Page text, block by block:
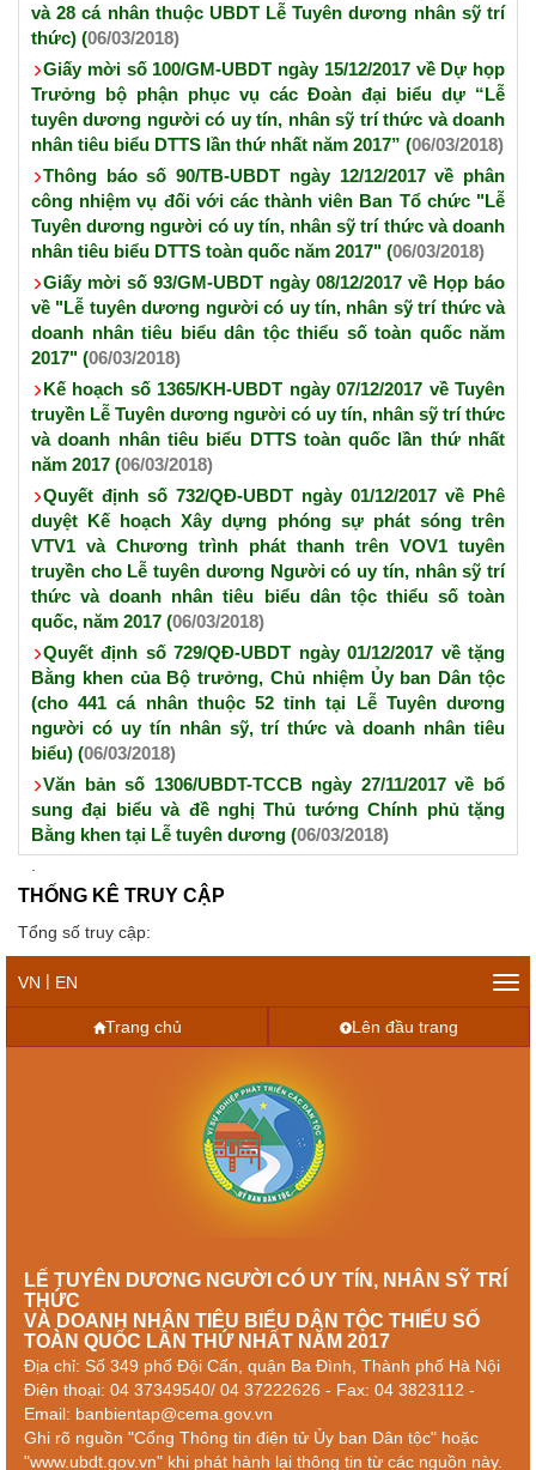
và 28 cá nhân thuộc UBDT Lễ Tuyên dương nhân sỹ trí
thức) (06/03/2018)
Giấy mời số 100/GM-UBDT ngày 15/12/2017 về Dự họp
Trưởng bộ phận phục vụ các Đoàn đại biểu dự “Lễ
tuyên dương người có uy tín, nhân sỹ trí thức và doanh
nhân tiêu biểu DTTS lần thứ nhất năm 2017” (06/03/2018)
Thông báo số 90/TB-UBDT ngày 12/12/2017 về phân
công nhiệm vụ đối với các thành viên Ban Tổ chức "Lễ
Tuyên dương người có uy tín, nhân sỹ trí thức và doanh
nhân tiêu biểu DTTS toàn quốc năm 2017" (06/03/2018)
Giấy mời số 93/GM-UBDT ngày 08/12/2017 về Họp báo
về "Lễ tuyên dương người có uy tín, nhân sỹ trí thức và
doanh nhân tiêu biểu dân tộc thiểu số toàn quốc năm
2017" (06/03/2018)
Kế hoạch số 1365/KH-UBDT ngày 07/12/2017 về Tuyên
truyền Lễ Tuyên dương người có uy tín, nhân sỹ trí thức
và doanh nhân tiêu biểu DTTS toàn quốc lần thứ nhất
năm 2017 (06/03/2018)
Quyết định số 732/QĐ-UBDT ngày 01/12/2017 về Phê
duyệt Kế hoạch Xây dựng phóng sự phát sóng trên
VTV1 và Chương trình phát thanh trên VOV1 tuyên
truyền cho Lễ tuyên dương Người có uy tín, nhân sỹ trí
thức và doanh nhân tiêu biểu dân tộc thiểu số toàn
quốc, năm 2017 (06/03/2018)
Quyết định số 729/QĐ-UBDT ngày 01/12/2017 về tặng
Bằng khen của Bộ trưởng, Chủ nhiệm Ủy ban Dân tộc
(cho 441 cá nhân thuộc 52 tỉnh tại Lễ Tuyên dương
người có uy tín nhân sỹ, trí thức và doanh nhân tiêu
biểu) (06/03/2018)
Văn bản số 1306/UBDT-TCCB ngày 27/11/2017 về bổ
sung đại biểu và đề nghị Thủ tướng Chính phủ tặng
Bằng khen tại Lễ tuyên dương (06/03/2018)
THỐNG KÊ TRUY CẬP
Tổng số truy cập:
VN | EN
Trang chủ
Lên đầu trang
LẾ TUYÊN DƯƠNG NGƯỜI CÓ UY TÍN, NHÂN SỸ TRÍ
THỨC
VÀ DOANH NHÂN TIÊU BIỂU DÂN TỘC THIỂU SỐ
TOÀN QUỐC LẦN THỨ NHẤT NĂM 2017
Địa chỉ: Số 349 phố Đội Cấn, quận Ba Đình, Thành phố Hà Nội
Điện thoại: 04 37349540/ 04 37222626 - Fax: 04 3823112 -
Email: banbientap@cema.gov.vn
Ghi rõ nguồn "Cổng Thông tin điện tử Ủy ban Dân tộc" hoặc
"www.ubdt.gov.vn" khi phát hành lại thông tin từ các nguồn này.